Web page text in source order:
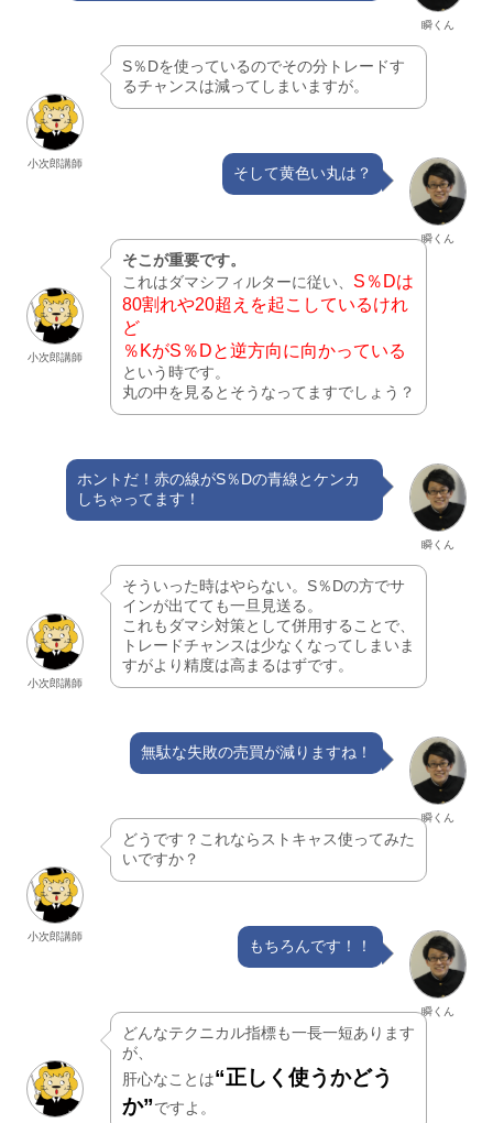
瞬くん
小次郎講師
S％Dを使っているのでその分トレードす
るチャンスは減ってしまいますが。
瞬くん
そして黄色い丸は？
小次郎講師
そこが重要です。
これはダマシフィルターに従い、 S％Dは
80割れや20超えを起こしているけれ
ど
％KがS％Dと逆方向に向かっている
という時です。
丸の中を見るとそうなってますでしょう？
瞬くん
ホントだ！赤の線がS％Dの青線とケンカ
しちゃってます！
小次郎講師
そういった時はやらない。S％Dの方でサ
インが出てても一旦見送る。
これもダマシ対策として併用することで、
トレードチャンスは少なくなってしまいま
すがより精度は高まるはずです。
瞬くん
無駄な失敗の売買が減りますね！
小次郎講師
どうです？これならストキャス使ってみた
いですか？
瞬くん
もちろんです！！
どんなテクニカル指標も一長一短あります
が、
肝心なことは“正しく使うかどう
か”ですよ。